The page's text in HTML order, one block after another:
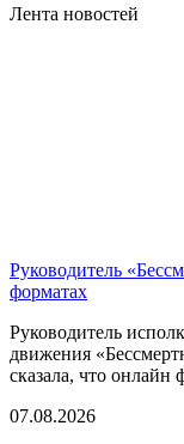
Лента новостей
Руководитель
форматах
Руководитель
движения
сказала, что онлайн
07.08.2026